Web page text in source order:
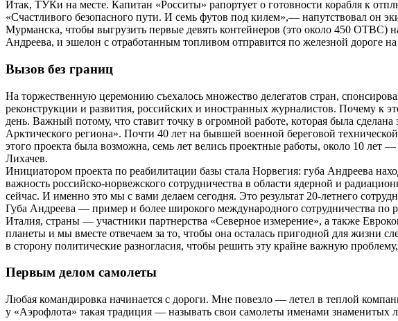
Итак, ТУКи на месте. Капитан «Росситы» рапортует о готовности корабля к
«Счастливого безопасного пути. И семь футов под килем»,— напутствовал он
Мурманска, чтобы выгрузить первые девять контейнеров (это около 450 ОТВС)
Андреева, и эшелон с отработанным топливом отправится по железной дороге
Вызов без границ
На торжественную церемонию съехалось множество делегатов стран,
реконструкции и развития, российских и иностранных журналистов. Почему к
день. Важный потому, что ставит точку в огромной работе, которая была
Арктического региона». Почти 40 лет на бывшей военной береговой
этого проекта была возможна, семь лет велись проектные работы, около 10
Лихачев.
Инициатором проекта по реабилитации базы стала Норвегия: губа Андреева
важность российско-норвежского сотрудничества в области ядерной и
сейчас. И именно это мы с вами делаем сегодня. Это результат 20-летнего
Губа Андреева — пример и более широкого международного сотрудничества
Италия, страны — участники партнерства «Северное измерение», а также
планеты и мы вместе отвечаем за то, чтобы она осталась пригодной для жизни
в сторону политические разногласия, чтобы решить эту крайне важную
Первым делом самолеты
Любая командировка начинается с дороги. Мне повезло — летел в теплой
у «Аэрофлота» такая традиция — называть свои самолеты именами знаменитых